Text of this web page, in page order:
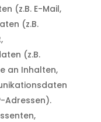
(z.B. E-Mail,
(z.B.
(z.B.
an Inhalten,
Adressen).